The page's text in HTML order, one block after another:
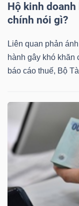
Hộ kinh doanh
chính nói gì?
Liên quan phản
hành gây khó khăn
báo cáo thuế, Bộ